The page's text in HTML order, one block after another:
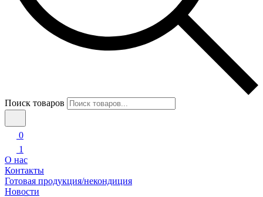
Поиск товаров
0
1
О нас
Контакты
Готовая продукция/некондиция
Новости